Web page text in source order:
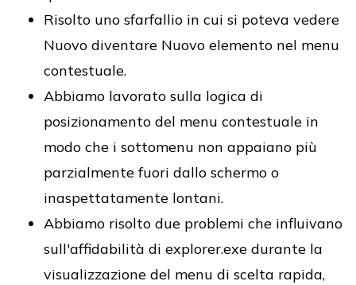
Risolto uno sfarfallio in cui si poteva vedere
Nuovo diventare Nuovo elemento nel menu
contestuale.
Abbiamo lavorato sulla logica di
posizionamento del menu contestuale in
modo che i sottomenu non appaiano più
parzialmente fuori dallo schermo o
inaspettatamente lontani.
Abbiamo risolto due problemi che influivano
sull'affidabilità di explorer.exe durante la
visualizzazione del menu di scelta rapida,